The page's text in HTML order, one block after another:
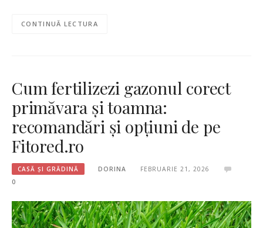
CONTINUĂ LECTURA
Cum fertilizezi gazonul corect
primăvara și toamna:
recomandări și opțiuni de pe
Fitored.ro
CASĂ ȘI GRĂDINĂ DORINA
FEBRUARIE 21, 2026
0